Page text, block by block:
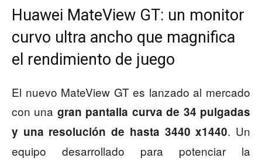
Huawei MateView GT: un monitor
curvo ultra ancho que magnifica
el rendimiento de juego
El nuevo MateView GT es lanzado al mercado
con una gran pantalla curva de 34 pulgadas
y una resolución de hasta 3440 x1440. Un
equipo desarrollado para potenciar la